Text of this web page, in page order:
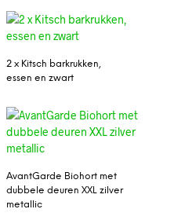
2 x Kitsch barkrukken,
essen en zwart
AvantGarde Biohort met
dubbele deuren XXL zilver
metallic